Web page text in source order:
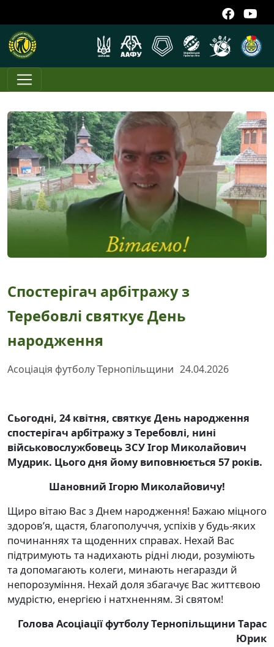
Спостерігач арбітражу з
Теребовлі святкує День
народження
Асоціація футболу Тернопільщини 24.04.2026
Сьогодні, 24 квітня, святкує День народження
спостерігач арбітражу з Теребовлі, нині
військовослужбовець ЗСУ Ігор Миколайович
Мудрик. Цього дня йому виповнюється 57 років.
Шановний Ігорю Миколайовичу!
Щиро вітаю Вас з Днем народження! Бажаю міцного
здоров’я, щастя, благополуччя, успіхів у будь-яких
починаннях та щоденних справах. Нехай Вас
підтримують та надихають рідні люди, розуміють
та допомагають колеги, минають негаразди й
непорозуміння. Нехай доля збагачує Вас життєвою
мудрістю, енергією і натхненням. Зі святом!
Голова Асоціації футболу Тернопільщини Тарас
Юрик